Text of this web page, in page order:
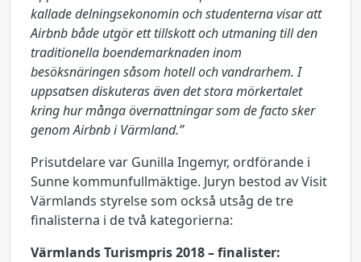
kallade delningsekonomin och studenterna visar att
Airbnb både utgör ett tillskott och utmaning till den
traditionella boendemarknaden inom
besöksnäringen såsom hotell och vandrarhem. I
uppsatsen diskuteras även det stora mörkertalet
kring hur många övernattningar som de facto sker
genom Airbnb i Värmland.”
Prisutdelare var Gunilla Ingemyr, ordförande i
Sunne kommunfullmäktige. Juryn bestod av Visit
Värmlands styrelse som också utsåg de tre
finalisterna i de två kategorierna:
Värmlands Turismpris 2018 – finalister: